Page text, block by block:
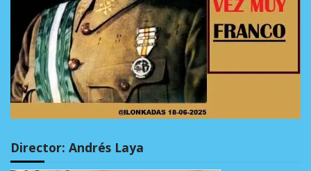
Director: Andrés Laya